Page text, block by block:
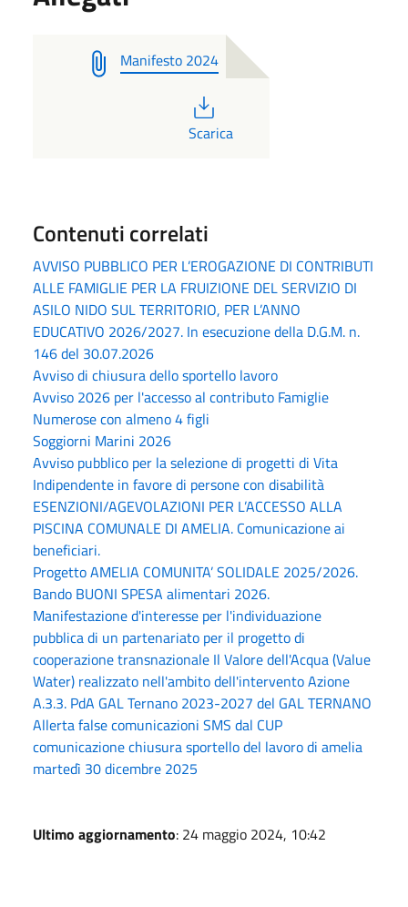
Manifesto 2024
PDF
Scarica
Contenuti correlati
AVVISO PUBBLICO PER L’EROGAZIONE DI CONTRIBUTI
ALLE FAMIGLIE PER LA FRUIZIONE DEL SERVIZIO DI
ASILO NIDO SUL TERRITORIO, PER L’ANNO
EDUCATIVO 2026/2027. In esecuzione della D.G.M. n.
146 del 30.07.2026
Avviso di chiusura dello sportello lavoro
Avviso 2026 per l'accesso al contributo Famiglie
Numerose con almeno 4 figli
Soggiorni Marini 2026
Avviso pubblico per la selezione di progetti di Vita
Indipendente in favore di persone con disabilità
ESENZIONI/AGEVOLAZIONI PER L’ACCESSO ALLA
PISCINA COMUNALE DI AMELIA. Comunicazione ai
beneficiari.
Progetto AMELIA COMUNITA’ SOLIDALE 2025/2026.
Bando BUONI SPESA alimentari 2026.
Manifestazione d'interesse per l'individuazione
pubblica di un partenariato per il progetto di
cooperazione transnazionale Il Valore dell'Acqua (Value
Water) realizzato nell'ambito dell'intervento Azione
A.3.3. PdA GAL Ternano 2023-2027 del GAL TERNANO
Allerta false comunicazioni SMS dal CUP
comunicazione chiusura sportello del lavoro di amelia
martedì 30 dicembre 2025
Ultimo aggiornamento: 24 maggio 2024, 10:42